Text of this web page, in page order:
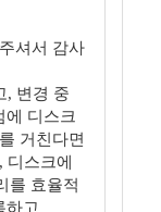
셔서 감사
, 변경 중
에 디스크
거친다면
디스크에
를 효율적
하고